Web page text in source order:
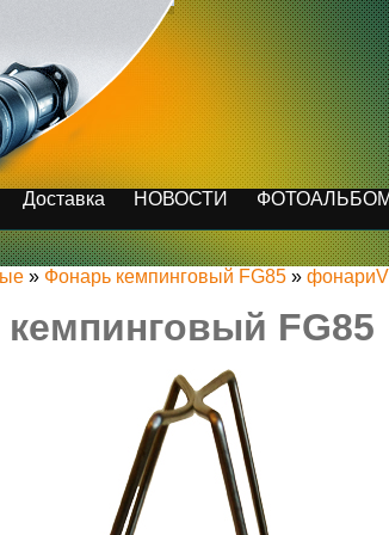
Доставка НОВОСТИ ФОТОАЛЬБОМ
» Фонарь кемпинговый FG85 »
FG85